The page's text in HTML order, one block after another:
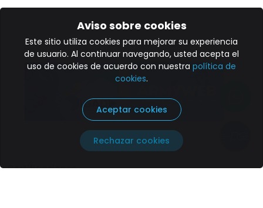
Aviso sobre cookies
Este sitio utiliza cookies para mejorar su experiencia
de usuario. Al continuar navegando, usted acepta el
uso de cookies de acuerdo con nuestra política de
cookies.
Aceptar cookies
Rechazar cookiesPaga aquí
Certificaciones